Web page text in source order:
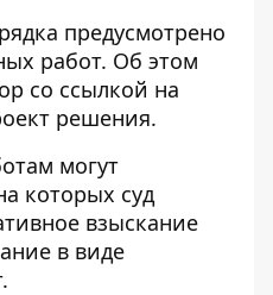
предусмотрено
работ. Об этом
со ссылкой на
решения.
могут
которых суд
взыскание
в виде